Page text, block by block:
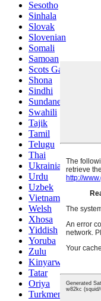
Sesotho
Sinhala
Slovak
Slovenian
Somali
Samoan
Scots Gaelic
Shona
Sindhi
Sundanese
Swahili
Tajik
Tamil
Telugu
Thai
Ukrainian
Urdu
Uzbek
Vietnamese
Welsh
Xhosa
Yiddish
Yoruba
Zulu
Kinyarwanda
Tatar
Oriya
Turkmen